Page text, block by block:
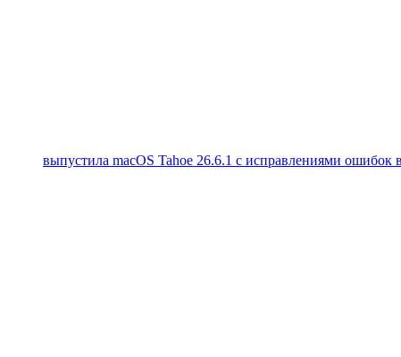
выпустила macOS Tahoe 26.6.1 с исправлениями ошибок